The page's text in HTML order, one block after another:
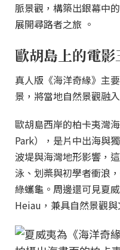
脈景觀，構築出銀幕中
展開尋路者之旅 。
歐胡島上的電
真人版《海洋奇緣》主
景，將當地自然景觀融
歐胡島西岸的柏卡夷灣
Park），是片中出海與
波堤與海灣地形影響，
泳、划槳與初學者衝浪
綠蠵龜。周邊還可見夏
Heiau，兼具自然景觀與